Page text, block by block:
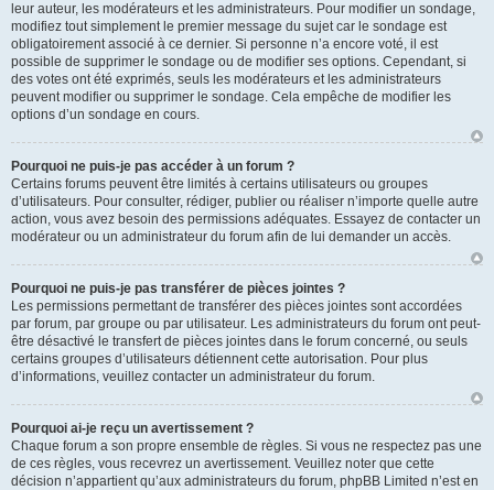
leur auteur, les modérateurs et les administrateurs. Pour modifier un sondage,
modifiez tout simplement le premier message du sujet car le sondage est
obligatoirement associé à ce dernier. Si personne n’a encore voté, il est
possible de supprimer le sondage ou de modifier ses options. Cependant, si
des votes ont été exprimés, seuls les modérateurs et les administrateurs
peuvent modifier ou supprimer le sondage. Cela empêche de modifier les
options d’un sondage en cours.
Pourquoi ne puis-je pas accéder à un forum ?
Certains forums peuvent être limités à certains utilisateurs ou groupes
d’utilisateurs. Pour consulter, rédiger, publier ou réaliser n’importe quelle autre
action, vous avez besoin des permissions adéquates. Essayez de contacter un
modérateur ou un administrateur du forum afin de lui demander un accès.
Pourquoi ne puis-je pas transférer de pièces jointes ?
Les permissions permettant de transférer des pièces jointes sont accordées
par forum, par groupe ou par utilisateur. Les administrateurs du forum ont peut-
être désactivé le transfert de pièces jointes dans le forum concerné, ou seuls
certains groupes d’utilisateurs détiennent cette autorisation. Pour plus
d’informations, veuillez contacter un administrateur du forum.
Pourquoi ai-je reçu un avertissement ?
Chaque forum a son propre ensemble de règles. Si vous ne respectez pas une
de ces règles, vous recevrez un avertissement. Veuillez noter que cette
décision n’appartient qu’aux administrateurs du forum, phpBB Limited n’est en